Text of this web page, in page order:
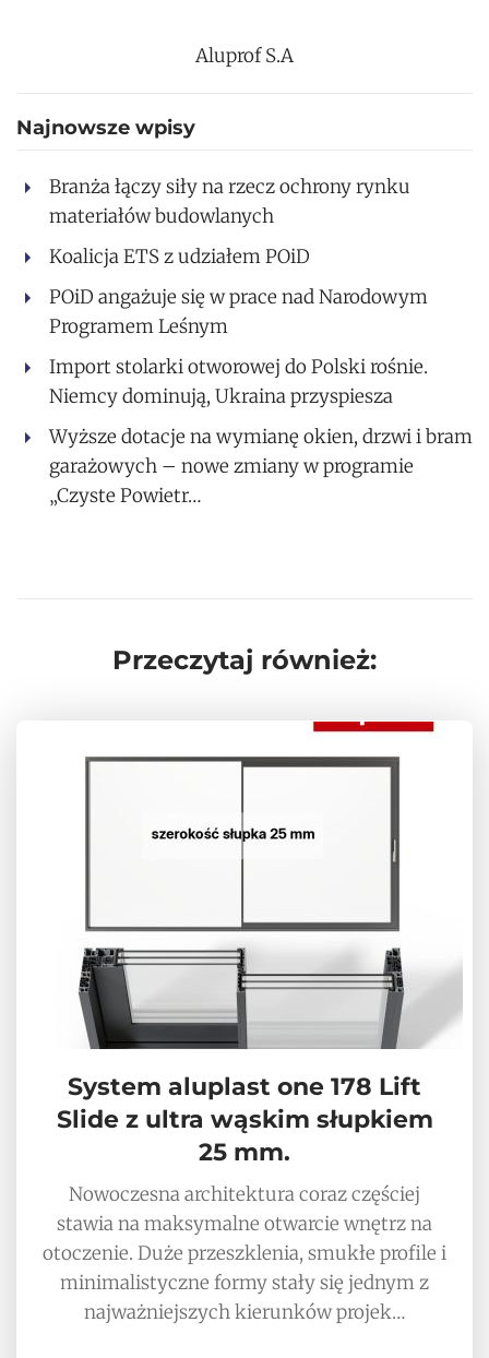
Aluprof S.A
Najnowsze wpisy
Branża łączy siły na rzecz ochrony rynku
materiałów budowlanych
Koalicja ETS z udziałem POiD
POiD angażuje się w prace nad Narodowym
Programem Leśnym
Import stolarki otworowej do Polski rośnie.
Niemcy dominują, Ukraina przyspiesza
Wyższe dotacje na wymianę okien, drzwi i bram
garażowych – nowe zmiany w programie
„Czyste Powietr…
Przeczytaj również:
System aluplast one 178 Lift
Slide z ultra wąskim słupkiem
25 mm.
Nowoczesna architektura coraz częściej
stawia na maksymalne otwarcie wnętrz na
otoczenie. Duże przeszklenia, smukłe profile i
minimalistyczne formy stały się jednym z
najważniejszych kierunków projek…